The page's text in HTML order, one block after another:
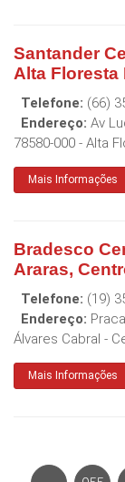
Santander
Alta Floresta
Telefone: (66)
Endereço: Av
78580-000 - Alta
Mais Informações
Bradesco
Araras,
Telefone: (19)
Endereço:
Álvares Cabral -
Mais Informações